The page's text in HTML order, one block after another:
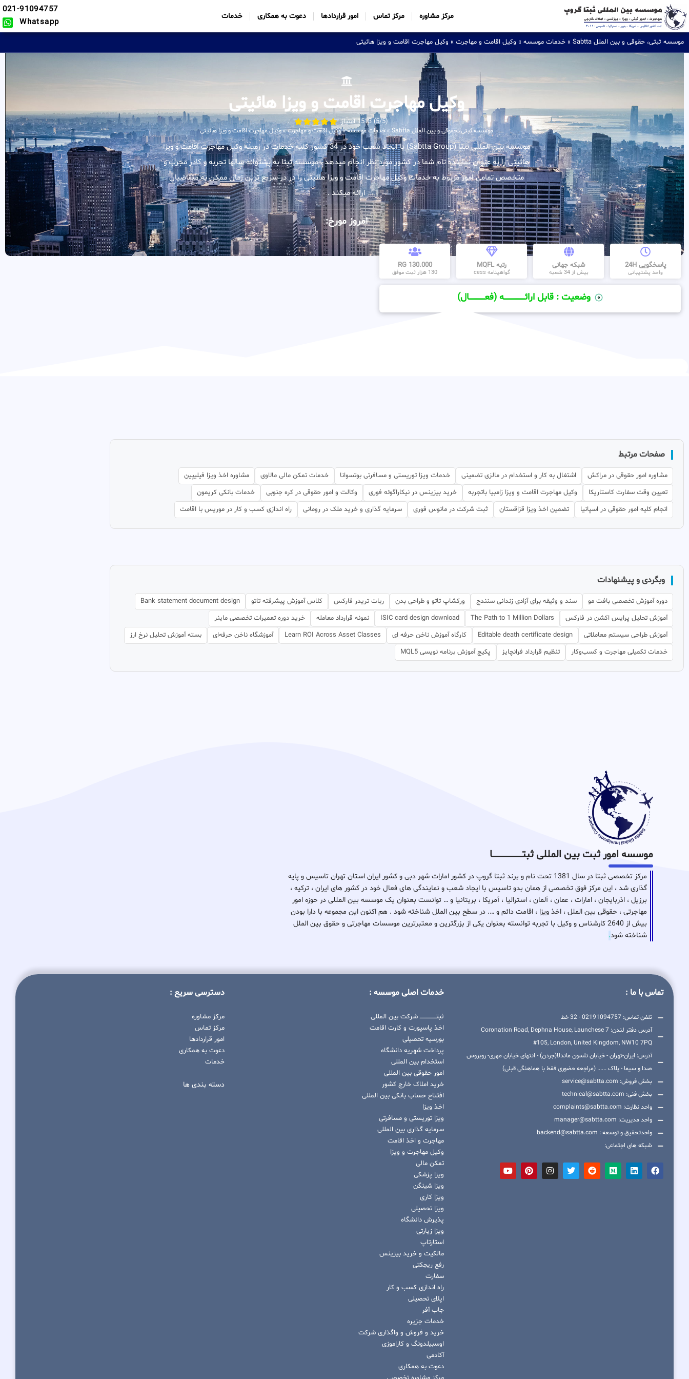
مرکز مشاوره مرکز تماس امور قراردادها دعوت به همکاری خدمات
021-91094757
Whatsapp
موسسه ثبتی، حقوقی و بین الملل Sabtta » خدمات موسسه » وکیل اقامت و مهاجرت » وکیل مهاجرت اقامت و ویزا هائیتی
وکیل مهاجرت اقامت و ویزا هائیتی
(5/5) 1513 امتیاز
موسسه ثبتی، حقوقی و بین الملل Sabtta » خدمات موسسه»وکیل اقامت و مهاجرت»وکیل مهاجرت اقامت و ویزا هائیتی
موسسه بین المللی ثبتا (Sabtta Group) با ایجاد شعب خود در 34 کشور کلیه خدمات در زمینه وکیل مهاجرت اقامت و ویزا
هائیتی را به عنوان نماینده تام شما در کشور مورد نظر انجام میدهد . موسسه ثبتا به پشتوانه سالها تجربه و کادر مجرب و
متخصص تمامی امور مربوط به خدمات وکیل مهاجرت اقامت و ویزا هائیتی را در در سریع ترین زمان ممکن به متقاضیان
ارائه میکند .
امروز مورخ:
پاسخگویی 24H
واحد پشتیبانی
شبکه جهانی
بیش از 34 شعبه
رتبه MQFL
گواهینامه cess
130.000 RG
130 هزار ثبت موفق
وضعیت : قابل ارائــــــــــــــــــــه (فعـــــــــــــــال)
صفحات مرتبط
مشاوره امور حقوقی در مراکش اشتغال به کار و استخدام در مالزی تضمینی خدمات ویزا توریستی و مسافرتی بوتسوانا خدمات تمکن مالی مالاوی
مشاوره اخذ ویزا فیلیپین
تعیین وقت سفارت کاستاریکا
وکیل مهاجرت اقامت و ویزا زامبیا باتجربه خرید بیزینس در نیکاراگوئه فوری وکالت و امور حقوقی در کره جنوبی
خدمات بانکی کریمون
انجام کلیه امور حقوقی در اسپانیا
تضمین اخذ ویزا قزاقستان ثبت شرکت در مانوس فوری سرمایه گذاری و خرید ملک در رومانی راه اندازی کسب و کار در موریس با اقامت
وبگردی و پیشنهادات
دوره آموزش تخصصی بافت مو سند و وثیقه برای آزادی زندانی سنندج ورکشاپ تاتو و طراحی بدن ربات تریدر فارکس کلاس آموزش پیشرفته تاتو
Bank statement document design
آموزش تحلیل پرایس اکشن در فارکس
The Path to 1 Million Dollars
ISIC card design download نمونه قرارداد معامله
خرید دوره تعمیرات تخصصی ماینر
آموزش طراحی سیستم معاملاتی
Editable death certificate design کارگاه آموزش ناخن حرفه ای Learn ROI Across Asset Classes آموزشگاه ناخن حرفه‌ای
بسته آموزش تحلیل نرخ ارز
خدمات تکمیلی مهاجرت و کسب‌وکار
تنظیم قرارداد فرانچایز پکیج آموزش برنامه نویسی MQL5
موسسه امور ثبت بین المللی ثبتـــــــــــــــــــــــــــــا
مرکز تخصصی ثبتا در سال 1381 تحت نام و برند ثبتا گروپ در کشور امارات شهر دبی و کشور ایران استان تهران تاسیس و پایه
گذاری شد ، این مرکز فوق تخصصی از همان بدو تاسیس با ایجاد شعب و نمایندگی های فعال خود در کشور های ایران ، ترکیه ،
برزیل ، اذربایجان ، امارات ، عمان ، آلمان ، استرالیا ، آمریکا ، بریتانیا و … توانست بعنوان یک موسسه بین المللی در حوزه امور
مهاجرتی ، حقوقی بین الملل ، اخذ ویزا ، اقامت دائم و …. در سطح بین الملل شناخته شود . هم اکنون این مجموعه با دارا بودن
بیش از 2640 کارشناس و وکیل با تجربه توانسته بعنوان یکی از بزرگترین و معتبرترین موسسات مهاجرتی و حقوق بین الملل
شناخته شود.
تماس با ما :
تلفن تماس: 02191094757 - 32 خط
آدرس دفتر لندن: 7 Coronation Road, Dephna House, Launchese
#105, London, United Kingdom, NW10 7PQ
آدرس: ایران-تهران - خیابان نلسون ماندلا(جردن) - انتهای خیابان مهری- روبروس
صدا و سیما - پلاک ...... (مراجعه حضوری فقط با هماهنگی قبلی)
بخش فروش: service@sabtta.com
بخش فنی: technical@sabtta.com
واحد نظارت: complaints@sabtta.com
واحد مدیریت: manager@sabtta.com
واحدتحقیق و توسعه : backend@sabtta.com
شبکه های اجتماعی:
خدمات اصلی موسسه :
ثبتــــــــــــــــ شرکت بین المللی
اخذ پاسپورت و کارت اقامت
بورسیه تحصیلی
پرداخت شهریه دانشگاه
استخدام بین المللی
امور حقوقی بین المللی
خرید املاک خارج کشور
افتتاح حساب بانکی بین المللی
اخذ ویزا
ویزا توریستی و مسافرتی
سرمایه گذاری بین المللی
مهاجرت و اخذ اقامت
وکیل مهاجرت و ویزا
تمکن مالی
ویزا پزشکی
ویزا شینگن
ویزا کاری
ویزا تحصیلی
پذیرش دانشگاه
ویزا زیارتی
استارتاپ
مالکیت و خرید بیزینس
رفع ریجکتی
سفارت
راه اندازی کسب و کار
اپلای تحصیلی
جاب آفر
خدمات جزیره
خرید و فروش و واگذاری شرکت
اوسبیلدونگ و کاراموزی
آکادمی
دعوت به همکاری
دسترسی سریع :
مرکز مشاوره
مرکز تماس
امور قراردادها
دعوت به همکاری
خدمات
دسته بندی ها